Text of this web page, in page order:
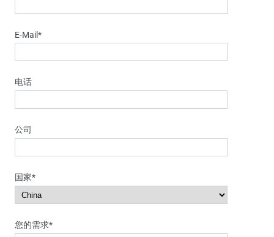
E-Mail*
电话
公司
国家*
您的需求*